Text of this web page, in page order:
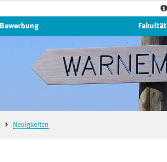
Bewerbung Fakultät
Neuigkeiten